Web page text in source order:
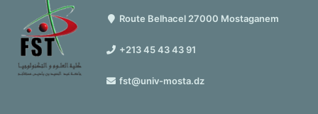
Route Belhacel 27000 Mostaganem
+213 45 43 43 91
fst@univ-mosta.dz